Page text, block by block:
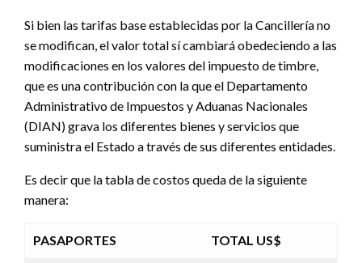
Si bien las tarifas base establecidas por la Cancillería no
se modifican, el valor total sí cambiará obedeciendo a las
modificaciones en los valores del impuesto de timbre,
que es una contribución con la que el Departamento
Administrativo de Impuestos y Aduanas Nacionales
(DIAN) grava los diferentes bienes y servicios que
suministra el Estado a través de sus diferentes entidades.
Es decir que la tabla de costos queda de la siguiente
manera:
PASAPORTES TOTAL US$